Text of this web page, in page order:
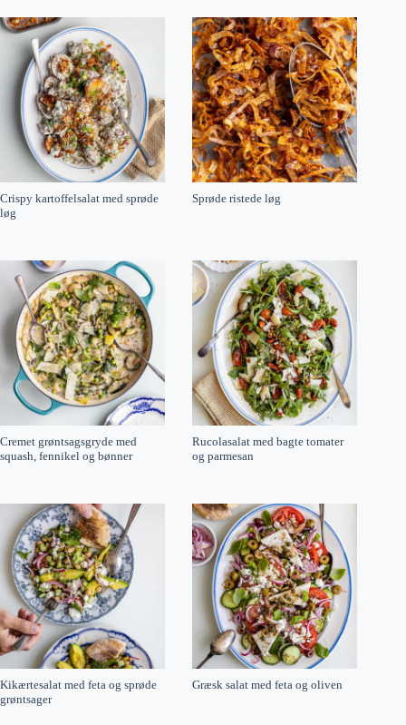
Crispy kartoffelsalat med sprøde
løg
Sprøde ristede løg
Cremet grøntsagsgryde med
squash, fennikel og bønner
Rucolasalat med bagte tomater
og parmesan
Kikærtesalat med feta og sprøde
grøntsager
Græsk salat med feta og oliven